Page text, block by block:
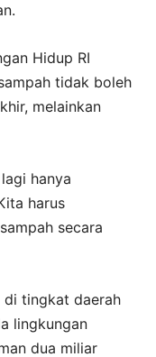
Hidup RI
tidak boleh
melainkan
hanya
harus
secara
di tingkat daerah
lingkungan
dua miliar